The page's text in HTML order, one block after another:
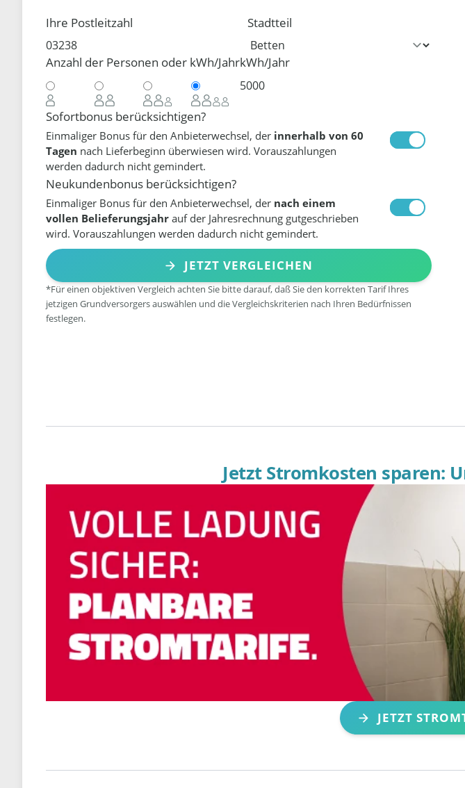
Ihre Postleitzahl Stadtteil
Anzahl der Personen oder kWh/JahrkWh/Jahr
Sofortbonus berücksichtigen?
Einmaliger Bonus für den Anbieterwechsel, der innerhalb von 60
Tagen nach Lieferbeginn überwiesen wird. Vorauszahlungen
werden dadurch nicht gemindert.
Neukundenbonus berücksichtigen?
Einmaliger Bonus für den Anbieterwechsel, der nach einem
vollen Belieferungsjahr auf der Jahresrechnung gutgeschrieben
wird. Vorauszahlungen werden dadurch nicht gemindert.
JETZT VERGLEICHEN
*Für einen objektiven Vergleich achten Sie bitte darauf, daß Sie den korrekten Tarif Ihres
jetzigen Grundversorgers auswählen und die Vergleichskriterien nach Ihren Bedürfnissen
festlegen.
Jetzt Stromkosten sparen:
JETZT